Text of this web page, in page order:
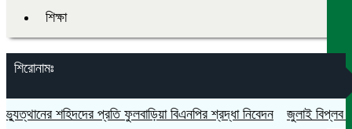
শিক্ষা
শিরোনামঃ
শহিদদের প্রতি ফুলবাড়িয়া বিএনপির শ্রদ্ধা নিবেদন জুলাই বিপ্লব ও